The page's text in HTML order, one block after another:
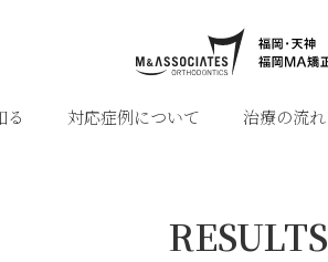
る 対応症例について 治療の流れ
RESULTS